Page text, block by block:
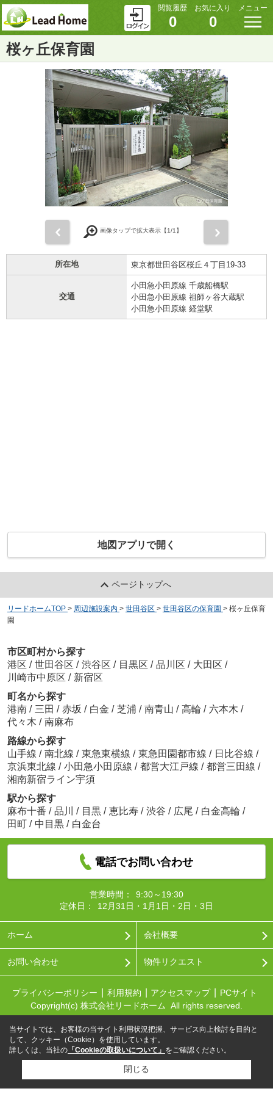
閲覧履歴
0
お気に入り
0
メニュー
桜ヶ丘保育園
画像タップで拡大表示【1/1】
所在地 東京都世田谷区桜丘４丁目19-33
交通
小田急小田原線 千歳船橋駅
小田急小田原線 祖師ヶ谷大蔵駅
小田急小田原線 経堂駅
地図アプリで開く
ページトップへ
リードホームTOP > 周辺施設案内 > 世田谷区 > 世田谷区の保育園 > 桜ヶ丘保育
園
市区町村から探す
港区 / 世田谷区 / 渋谷区 / 目黒区 / 品川区 / 大田区 /
川崎市中原区 / 新宿区
町名から探す
港南 / 三田 / 赤坂 / 白金 / 芝浦 / 南青山 / 高輪 / 六本木 /
代々木 / 南麻布
路線から探す
山手線 / 南北線 / 東急東横線 / 東急田園都市線 / 日比谷線 /
京浜東北線 / 小田急小田原線 / 都営大江戸線 / 都営三田線 /
湘南新宿ライン宇須
駅から探す
麻布十番 / 品川 / 目黒 / 恵比寿 / 渋谷 / 広尾 / 白金高輪 /
田町 / 中目黒 / 白金台
電話でお問い合わせ
営業時間：
9:30～19:30
定休日：
12月31日・1月1日・2日・3日
ホーム 会社概要
お問い合わせ 物件リクエスト
プライバシーポリシー 利用規約 アクセスマップ
PCサイト
Copyright(c) 株式会社リードホーム All rights reserved.
当サイトでは、お客様の当サイト利用状況把握、サービス向上検討を目的と
して、クッキー（Cookie）を使用しています。
詳しくは、当社の 「Cookieの取扱いについて」 をご確認ください。
閉じる